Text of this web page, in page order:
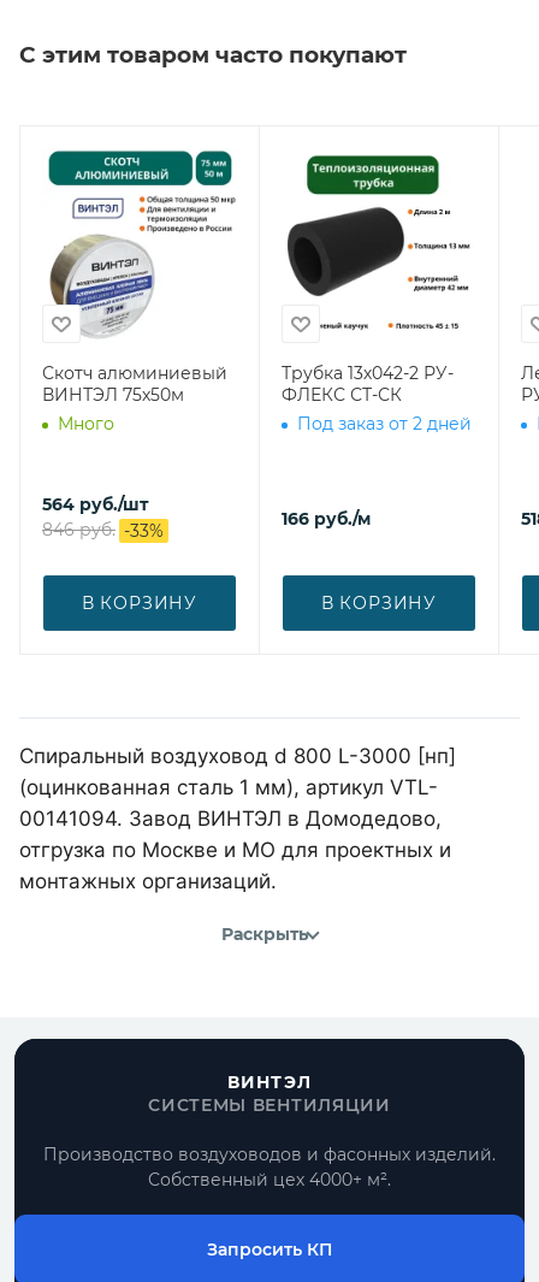
С этим товаром часто покупают
Скотч алюминиевый
ВИНТЭЛ 75х50м
Много
564 руб./шт
846руб. -33%
В КОРЗИНУ
Трубка 13х042-2 РУ-
ФЛЕКС СТ-СК
Под заказ от 2 дней
166 руб./м
В КОРЗИНУ
Спиральный воздуховод d 800 L-3000 [нп]
(оцинкованная сталь 1 мм), артикул VTL-
00141094. Завод ВИНТЭЛ в Домодедово,
отгрузка по Москве и МО для проектных и
монтажных организаций.
Раскрыть
ВИНТЭЛ
СИСТЕМЫ ВЕНТИЛЯЦИИ
Производство воздуховодов и фасонных изделий.
Собственный цех 4000+ м².
Запросить КП